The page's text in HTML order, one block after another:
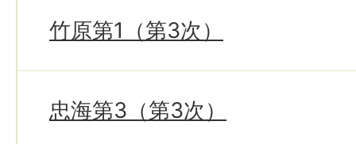
竹原第1（第3次）
忠海第3（第3次）